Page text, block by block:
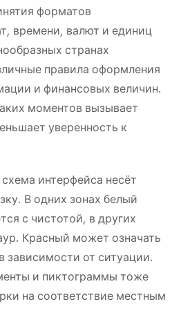
форматов
времени, валют и единиц
странах
правила оформления
и финансовых величин.
моментов вызывает
уверенность к
интерфейса несёт
В одних зонах белый
с чистотой, в других
Красный может означать
зависимости от ситуации.
и пиктограммы тоже
на соответствие местным